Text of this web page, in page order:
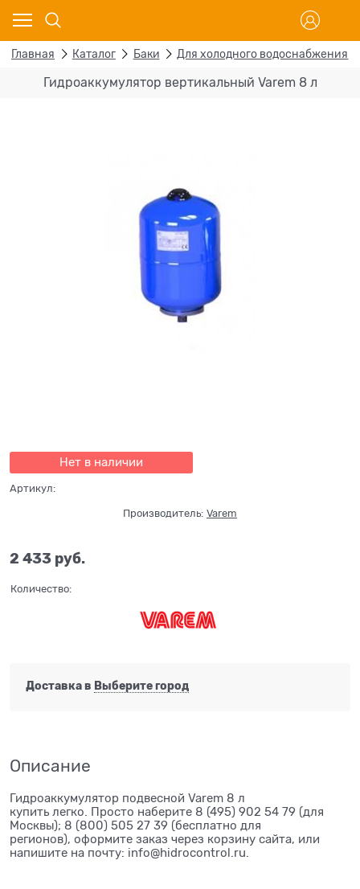
Главная Каталог Баки Для холодного водоснабжения
Гидроаккумулятор вертикальный Varem 8 л
Нет в наличии
Артикул:
Производитель: Varem
2 433 руб.
Количество:
Доставка в Выберите город
Описание
Гидроаккумулятор подвесной Varem 8 л
купить легко. Просто наберите 8 (495) 902 54 79 (для
Москвы); 8 (800) 505 27 39 (бесплатно для
регионов), оформите заказ через корзину сайта, или
напишите на почту: info@hidrocontrol.ru.